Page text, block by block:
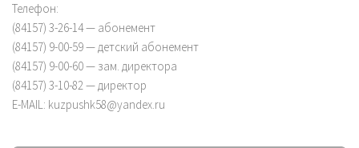
Телефон:
(84157) 3-26-14 — абонемент
(84157) 9-00-59 — детский абонемент
(84157) 9-00-60 — зам. директора
(84157) 3-10-82 — директор
E-MAIL: kuzpushk58@yandex.ru